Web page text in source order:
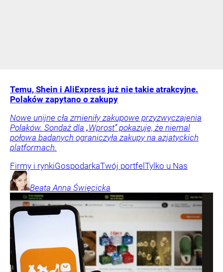
Temu, Shein i AliExpress już nie takie atrakcyjne.
Polaków zapytano o zakupy
Nowe unijne cła zmieniły zakupowe przyzwyczajenia
Polaków. Sondaż dla „Wprost” pokazuje, że niemal
połowa badanych ograniczyła zakupy na azjatyckich
platformach.
Firmy i rynkiGospodarkaTwój portfel Tylko u Nas
Beata Anna Święcicka